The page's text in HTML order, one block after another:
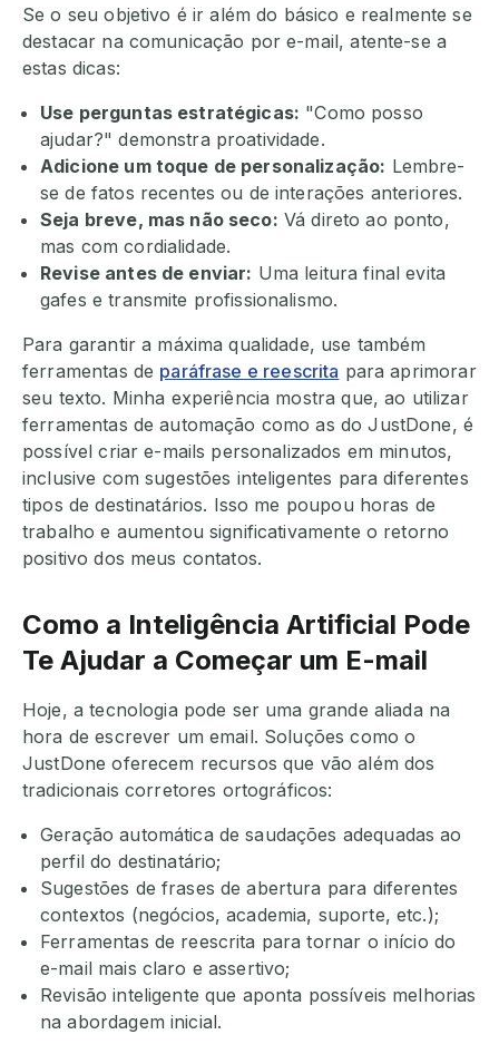
Se o seu objetivo é ir além do básico e realmente se
destacar na comunicação por e-mail, atente-se a
estas dicas:
Use perguntas estratégicas: "Como posso
ajudar?" demonstra proatividade.
Adicione um toque de personalização: Lembre-
se de fatos recentes ou de interações anteriores.
Seja breve, mas não seco: Vá direto ao ponto,
mas com cordialidade.
Revise antes de enviar: Uma leitura final evita
gafes e transmite profissionalismo.
Para garantir a máxima qualidade, use também
ferramentas de paráfrase e reescrita para aprimorar
seu texto. Minha experiência mostra que, ao utilizar
ferramentas de automação como as do JustDone, é
possível criar e-mails personalizados em minutos,
inclusive com sugestões inteligentes para diferentes
tipos de destinatários. Isso me poupou horas de
trabalho e aumentou significativamente o retorno
positivo dos meus contatos.
Como a Inteligência Artificial Pode
Te Ajudar a Começar um E-mail
Hoje, a tecnologia pode ser uma grande aliada na
hora de escrever um email. Soluções como o
JustDone oferecem recursos que vão além dos
tradicionais corretores ortográficos:
Geração automática de saudações adequadas ao
perfil do destinatário;
Sugestões de frases de abertura para diferentes
contextos (negócios, academia, suporte, etc.);
Ferramentas de reescrita para tornar o início do
e-mail mais claro e assertivo;
Revisão inteligente que aponta possíveis melhorias
na abordagem inicial.